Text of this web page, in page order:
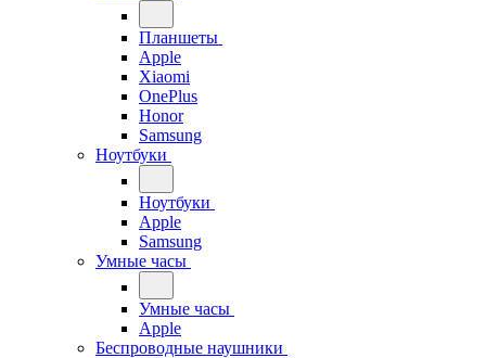
Планшеты
Apple
Xiaomi
OnePlus
Honor
Samsung
Ноутбуки
Ноутбуки
Apple
Samsung
Умные часы
Умные часы
Apple
Беспроводные наушники